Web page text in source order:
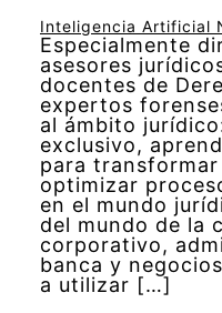
Inteligencia Artificial
Especialmente
asesores
docentes de
expertos
al ámbito
exclusivo,
para
optimizar
en el mundo
del mundo de la
corporativo,
banca y
a utilizar […]